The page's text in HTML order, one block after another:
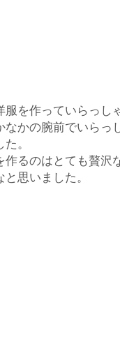
服を作っていらっ
なかの腕前でいら
。
作るのはとても贅
だきたい